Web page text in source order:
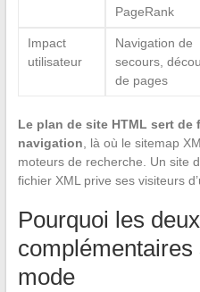
PageRank
Impact
utilisateur
Navigation de
secours,
de pages
Le plan de site HTML sert
navigation , là où le sitemap
moteurs de recherche. Un site
fichier XML prive ses visiteurs
Pourquoi les
mode